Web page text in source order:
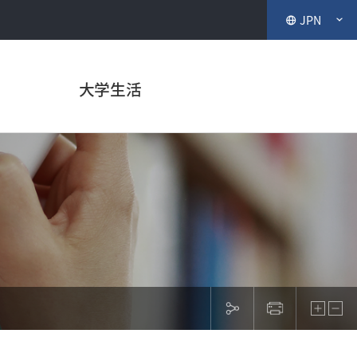
JPN
大学生活